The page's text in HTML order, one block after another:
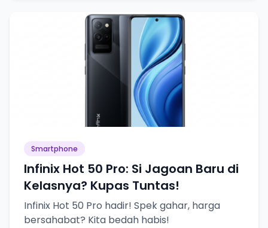
Smartphone
Infinix Hot 50 Pro: Si Jagoan Baru di
Kelasnya? Kupas Tuntas!
Infinix Hot 50 Pro hadir! Spek gahar, harga
bersahabat? Kita bedah habis!